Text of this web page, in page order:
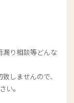
り相談等どんな
しませんので、
い。